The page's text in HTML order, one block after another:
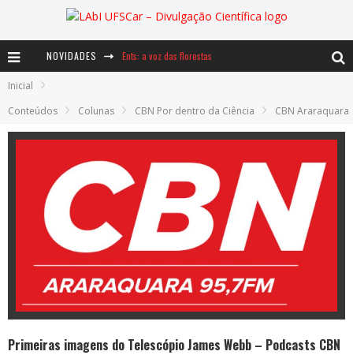
NOVIDADES Ents: a voz das florestas
Inicial
Conteúdos
Colunas CBN Por dentro da Ciência CBN Araraquara
Primeiras imagens do Telescópio James Webb – Podcasts CBN